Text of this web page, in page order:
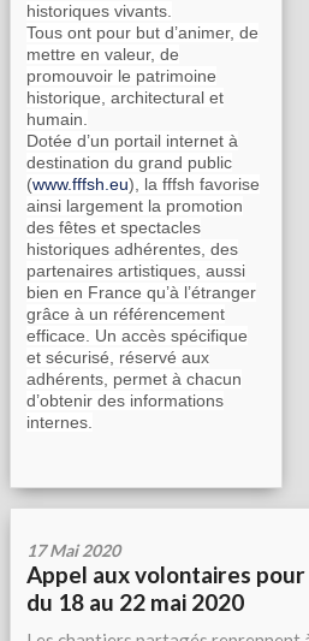
historiques vivants.
Tous ont pour but d’animer, de
mettre en valeur, de
promouvoir le patrimoine
historique, architectural et
humain.
Dotée d’un portail internet à
destination du grand public
(www.fffsh.eu), la fffsh favorise
ainsi largement la promotion
des fêtes et spectacles
historiques adhérentes, des
partenaires artistiques, aussi
bien en France qu’à l’étranger
grâce à un référencement
efficace. Un accès spécifique
et sécurisé, réservé aux
adhérents, permet à chacun
d’obtenir des informations
internes.
17 Mai 2020
Appel aux volontaires
du 18 au 22 mai 2020